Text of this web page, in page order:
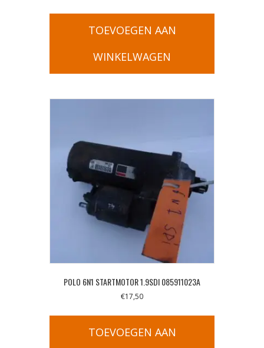
TOEVOEGEN AAN
WINKELWAGEN
POLO 6N1 STARTMOTOR 1.9SDI 085911023A
€17,50
TOEVOEGEN AAN